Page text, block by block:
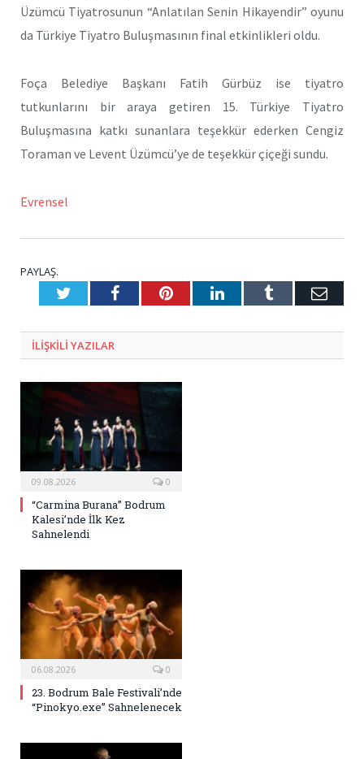
Üzümcü Tiyatrosunun “Anlatılan Senin Hikayendir” oyunu
da Türkiye Tiyatro Buluşmasının final etkinlikleri oldu.
Foça Belediye Başkanı Fatih Gürbüz ise tiyatro
tutkunlarını bir araya getiren 15. Türkiye Tiyatro
Buluşmasına katkı sunanlara teşekkür ederken Cengiz
Toraman ve Levent Üzümcü’ye de teşekkür çiçeği sundu.
Evrensel
PAYLAŞ.
TwitterFacebookPinterestLinkedInTumblr E-
ILIŞKILI YAZILAR
09.08.2026 0
“Carmina Burana” Bodrum
Kalesi’nde İlk Kez
Sahnelendi
06.08.2026 0
23. Bodrum Bale Festivali’nde
“Pinokyo.exe” Sahnelenecek